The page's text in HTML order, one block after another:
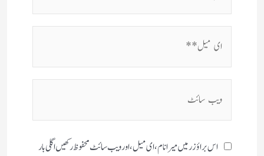
اس براؤزر میں میرا نام، ای میل، اور ویب سائٹ محفوظ رکھیں اگلی بار